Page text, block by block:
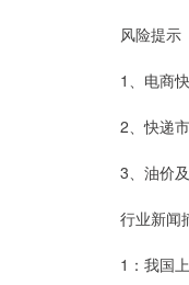
风险提示
1、电商快
2、快递市
3、油价及
行业新闻
1：我国上